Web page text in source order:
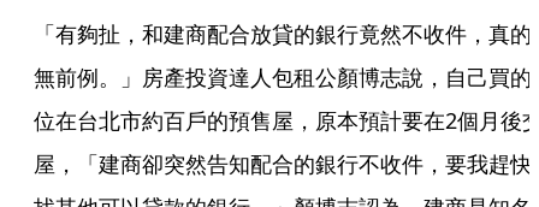
「有夠扯，和建商配合放貸的銀行竟然不收件，真的
無前例。」房產投資達人包租公顏博志說，自己買的
位在台北市約百戶的預售屋，原本預計要在2個月後
屋，「建商卻突然告知配合的銀行不收件，要我趕快